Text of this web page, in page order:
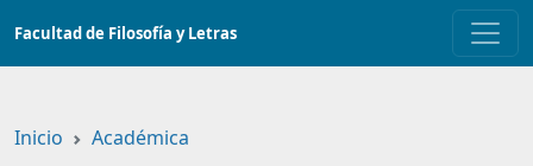
contenido
Facultad de Filosofía y Letras
Inicio Académica